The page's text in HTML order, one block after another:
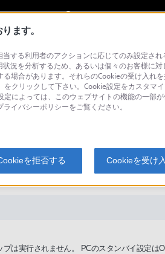
の場合、バックア
は実行されません。 PCのスタンバイ設定は
ます。
する利用者のアクションに応じてのみ設定さ
況を分析するため、あるいは個々のお客様に
場合があります。それらのCookieの受け入れ
クリックして下さい。Cookie設定をカスタマ
によっては、このウェブサイトの機能の一部
イバシーポリシーをご覧ください。
を拒否する Cookieを受け